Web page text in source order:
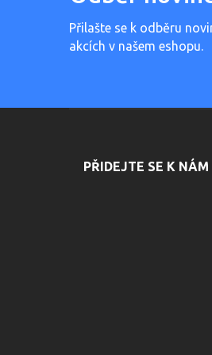
Přilašte se k odběru
akcích v našem eshopu.
PŘIDEJTE SE K